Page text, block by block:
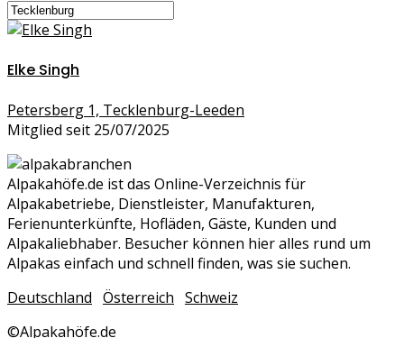
Elke Singh
Petersberg 1, Tecklenburg-Leeden
Mitglied seit 25/07/2025
Alpakahöfe.de ist das Online-Verzeichnis für
Alpakabetriebe, Dienstleister, Manufakturen,
Ferienunterkünfte, Hofläden, Gäste, Kunden und
Alpakaliebhaber. Besucher können hier alles rund um
Alpakas einfach und schnell finden, was sie suchen.
Deutschland Österreich Schweiz
©Alpakahöfe.de